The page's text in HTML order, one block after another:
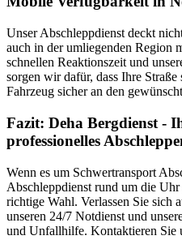
Unser Abschleppdienst deckt
auch in der umliegenden Region
schnellen Reaktionszeit und
sorgen wir dafür, dass Ihre
Fahrzeug sicher an den
Fazit: Deha Bergdienst -
professionelles
Wenn es um Schwertransport
Abschleppdienst rund um die
richtige Wahl. Verlassen Sie sich
unseren 24/7 Notdienst und
und Unfallhilfe. Kontaktieren Sie